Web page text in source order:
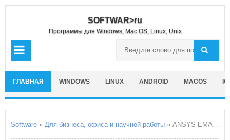
SOFTWAR>ru
Программы для Windows, Mac OS, Linux, Unix
ГЛАВНАЯ WINDOWS LINUX ANDROID MACOS
Software » Для бизнеса, офиса и научной работы » ANSYS EMA3D Cable/Charge